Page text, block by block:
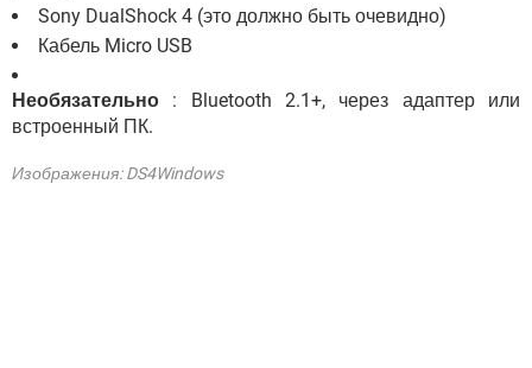
Sony DualShock 4 (это должно быть очевидно)
Кабель Micro USB
Необязательно : Bluetooth 2.1+, через адаптер или
встроенный ПК.
Изображения: DS4Windows